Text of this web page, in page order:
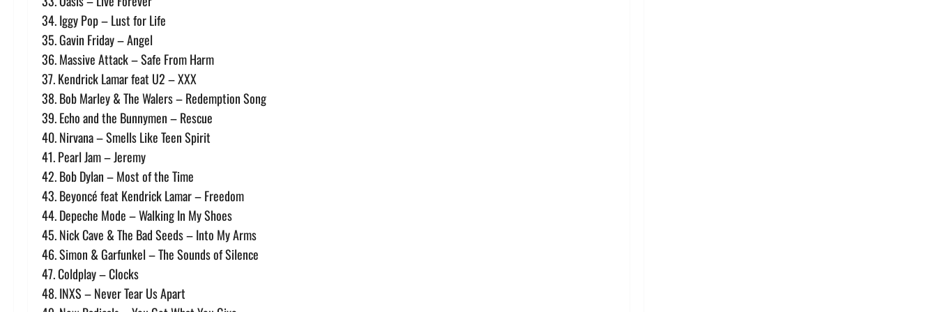
34. Iggy Pop – Lust for Life
35. Gavin Friday – Angel
36. Massive Attack – Safe From Harm
37. Kendrick Lamar feat U2 – XXX
38. Bob Marley & The Walers – Redemption Song
39. Echo and the Bunnymen – Rescue
40. Nirvana – Smells Like Teen Spirit
41. Pearl Jam – Jeremy
42. Bob Dylan – Most of the Time
43. Beyoncé feat Kendrick Lamar – Freedom
44. Depeche Mode – Walking In My Shoes
45. Nick Cave & The Bad Seeds – Into My Arms
46. Simon & Garfunkel – The Sounds of Silence
47. Coldplay – Clocks
48. INXS – Never Tear Us Apart